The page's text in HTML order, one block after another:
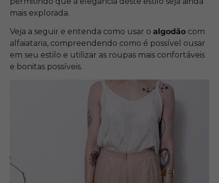
mais explorada.
Veja a seguir e entenda como usar o algodão com
alfaiataria, compreendendo como é possível ousar
em seu estilo e utilizar as roupas mais confortáveis
e bonitas possíveis.